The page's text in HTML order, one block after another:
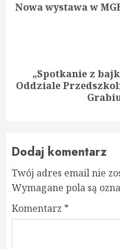
Nowa wystawa w
Next
„Spotkanie z
Oddziale
Dodaj komentarz
Twój adres email nie
Wymagane pola są
Komentarz *